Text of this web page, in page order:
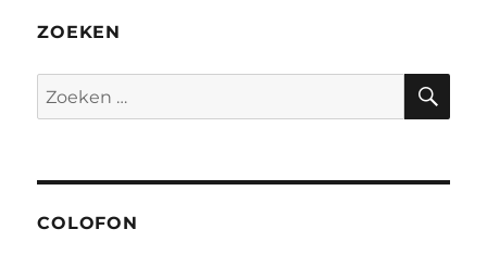
ZOEKEN
Zoeken
naar:
COLOFON